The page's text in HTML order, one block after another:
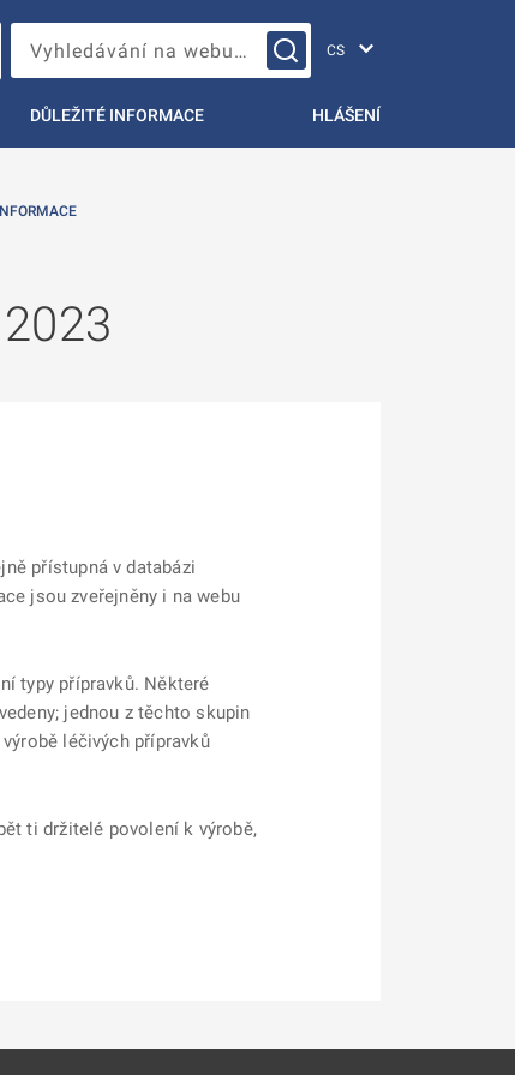
Vyhledávání na webu…
DŮLEŽITÉ INFORMACE HLÁŠENÍ
přístupná v databázi
jsou zveřejněny i na webu
typy přípravků. Některé
jednou z těchto skupin
léčivých přípravků
ti držitelé povolení k výrobě,